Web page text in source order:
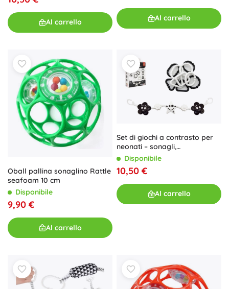
Al carrello Al carrello
Oball pallina sonaglino Rattle
seafoam 10 cm
Disponibile
9,90 €
Al carrello
Set di giochi a contrasto per
neonati – sonagli,
massaggiagengive e barra
sospesa per passeggino
Disponibile
10,50 €
Al carrello